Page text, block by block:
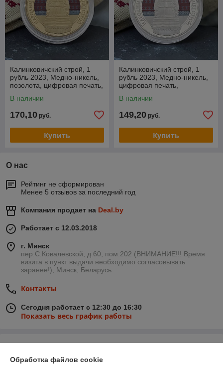
Калинковичский строй, 1
рубль 2023, Медно-никель,
позолота, цифровая печать,
В наличии
170,10 руб.
Купить
Калинковичский строй, 1
рубль 2023, Медно-никель,
цифровая печать,
В наличии
149,20 руб.
Купить
О нас
Рейтинг не сформирован
Менее 5 отзывов за последний год
Компания продает на Deal.by
Работает с 12.03.2018
г. Минск
пер.С.Ковалевской, д.60, пом.202 (ВНИМАНИЕ!!! Время
визита в пункт выдачи необходимо согласовывать
заранее!), Минск, Беларусь
Контакты
Сегодня работает с 12:30 до 16:30
Показать весь график работы
Обработка файлов cookie